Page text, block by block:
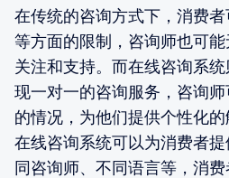
在传统的咨询方式下，消费
等方面的限制，咨询师也可
关注和支持。而在线咨询系
现一对一的咨询服务，咨询
的情况，为他们提供个性化
在线咨询系统可以为消费者
同咨询师、不同语言等，消